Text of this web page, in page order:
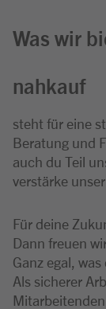
Was wir
nahkauf
steht für eine
Beratung und
auch du Teil
verstärke unser
Für deine
Dann freuen
Ganz egal,
Als sicherer